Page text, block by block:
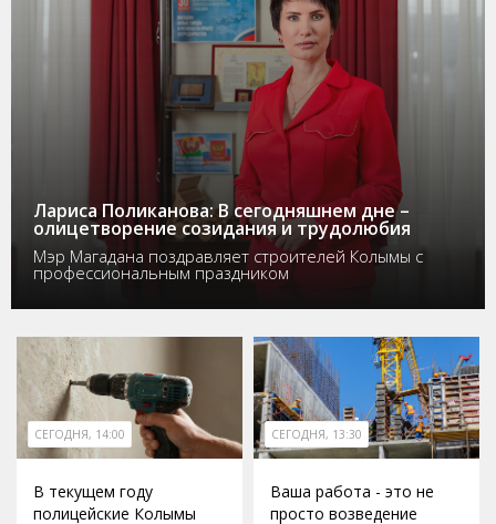
Лариса Поликанова: В сегодняшнем дне –
олицетворение созидания и трудолюбия
Мэр Магадана поздравляет строителей Колымы с
профессиональным праздником
СЕГОДНЯ, 14:00
В текущем году
полицейские Колымы
СЕГОДНЯ, 13:30
Ваша работа - это не
просто возведение